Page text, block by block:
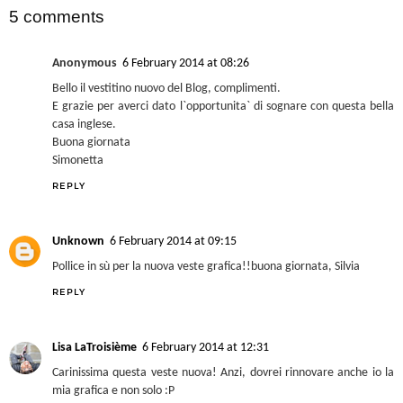
5 comments
Anonymous 6 February 2014 at 08:26
Bello il vestitino nuovo del Blog, complimenti.
E grazie per averci dato l`opportunita` di sognare con questa bella
casa inglese.
Buona giornata
Simonetta
REPLY
Unknown 6 February 2014 at 09:15
Pollice in sù per la nuova veste grafica!!buona giornata, Silvia
REPLY
Lisa LaTroisième 6 February 2014 at 12:31
Carinissima questa veste nuova! Anzi, dovrei rinnovare anche io la
mia grafica e non solo :P